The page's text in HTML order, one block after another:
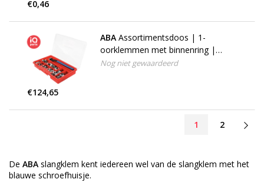
€0,46
ABA Assortimentsdoos | 1-
oorklemmen met binnenring |
W1/W4 | 260 stuks
Nog niet gewaardeerd
€124,65
1 2
De ABA slangklem kent iedereen wel van de slangklem met het
blauwe schroefhuisje.